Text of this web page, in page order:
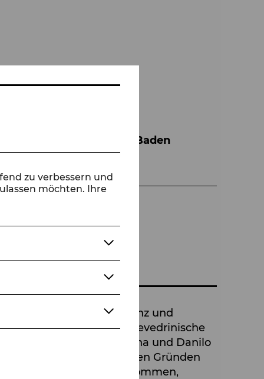
zu verbessern und
möchten. Ihre
der Bühne Baden
nur wegen ihrer Intelligenz und
Millionen für die pontevedrinische
Danilowitsch. Hanna und Danilo
familiär hierarchischen Gründen
nicht in den Ruf kommen,